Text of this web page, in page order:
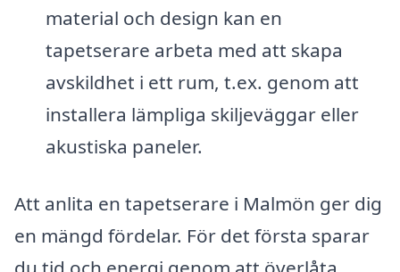
material och design kan en
tapetserare arbeta med att skapa
avskildhet i ett rum, t.ex. genom att
installera lämpliga skiljeväggar eller
akustiska paneler.
Att anlita en tapetserare i Malmön ger dig
en mängd fördelar. För det första sparar